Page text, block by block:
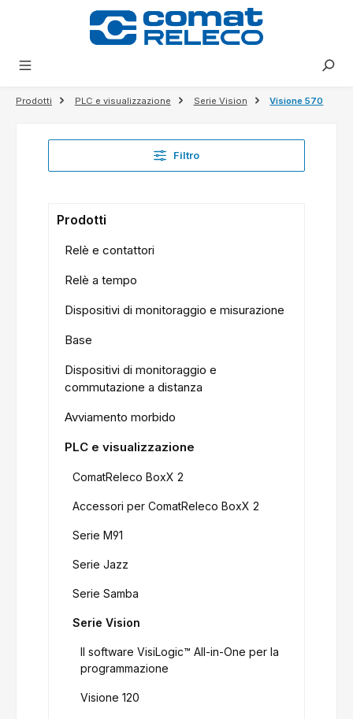
Prodotti PLC e visualizzazione Serie Vision Visione 570
Filtro
Prodotti
Relè e contattori
Relè a tempo
Dispositivi di monitoraggio e misurazione
Base
Dispositivi di monitoraggio e
commutazione a distanza
Avviamento morbido
PLC e visualizzazione
ComatReleco BoxX 2
Accessori per ComatReleco BoxX 2
Serie M91
Serie Jazz
Serie Samba
Serie Vision
Il software VisiLogic™ All-in-One per la
programmazione
Visione 120